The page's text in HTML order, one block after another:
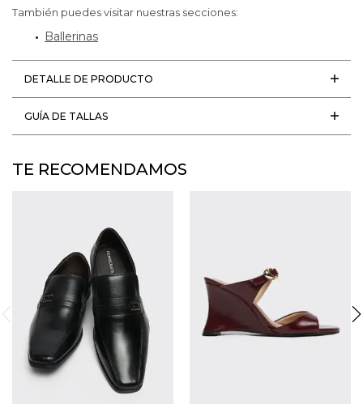
También puedes visitar nuestras secciones:
Ballerinas
DETALLE DE PRODUCTO
GUÍA DE TALLAS
TE RECOMENDAMOS